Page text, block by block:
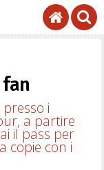
i
a partire
il pass per
copie con i